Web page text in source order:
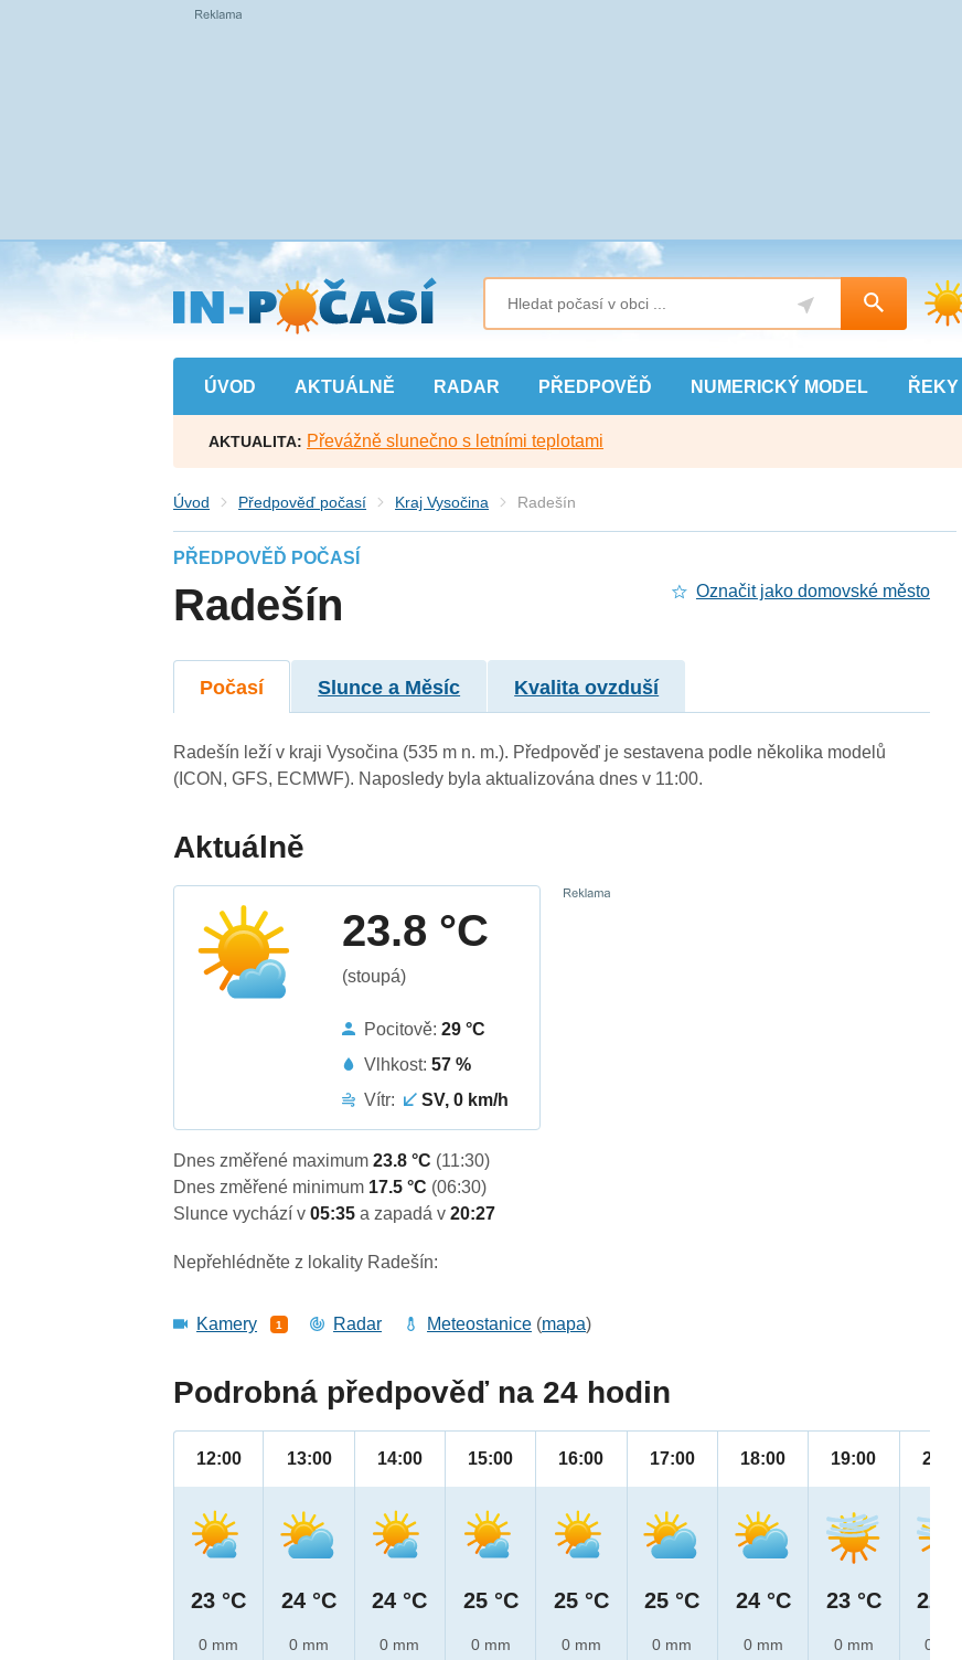
Přejít
na
hlavní
obsah
ÚVOD AKTUÁLNĚ RADAR PŘEDPOVĚĎ NUMERICKÝ MODEL ŘEKY
AKTUALITA: Převážně slunečno s letními teplotami
Úvod Předpověď počasí Kraj Vysočina Radešín
PŘEDPOVĚĎ POČASÍ
Radešín Označit jako domovské město
Počasí Slunce a Měsíc Kvalita ovzduší
Radešín leží v kraji Vysočina (535 m n. m.). Předpověď je sestavena podle několika modelů
(ICON, GFS, ECMWF). Naposledy byla aktualizována dnes v 11:00.
Aktuálně
23.8 °C
(stoupá)
Pocitově:29 °C
Vlhkost:57 %
Vítr:
SV, 0 km/h
Dnes změřené maximum23.8 °C (11:30)
Dnes změřené minimum 17.5 °C (06:30)
Slunce vychází v05:35a zapadá v20:27
Nepřehlédněte z lokality Radešín:
Kamery 1 Radar Meteostanice (mapa)
Podrobná předpověď na 24 hodin
12:00
23 °C
0 mm
13:00
24 °C
0 mm
14:00
24 °C
0 mm
15:00
25 °C
0 mm
16:00
25 °C
0 mm
17:00
25 °C
0 mm
18:00
24 °C
0 mm
19:00
23 °C
0 mm
20:00
22 °C
0 mm